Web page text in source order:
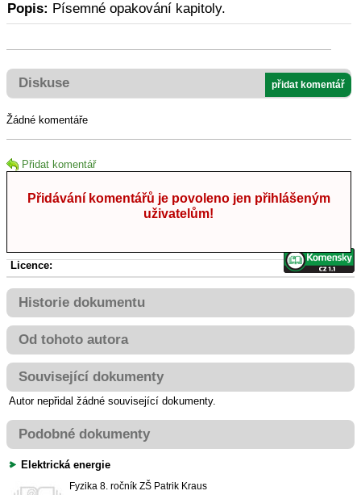
Popis: Písemné opakování kapitoly.
Diskuse přidat komentář
Žádné komentáře
Přidat komentář
Přidávání komentářů je povoleno jen přihlášeným
uživatelům!
Licence:
Historie dokumentu
Od tohoto autora
Související dokumenty
Autor nepřidal žádné související dokumenty.
Podobné dokumenty
Elektrická energie
Fyzika 8. ročník ZŠ Patrik Kraus